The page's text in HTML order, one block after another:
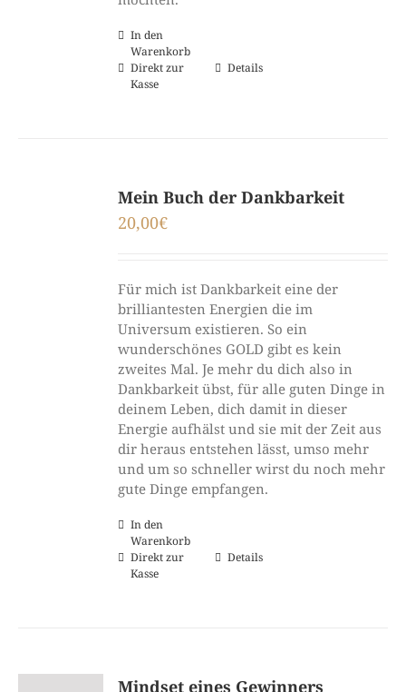
In den
Warenkorb
Direkt zur
Kasse
Details
Mein Buch der Dankbarkeit
20,00€
Für mich ist Dankbarkeit eine der
brilliantesten Energien die im
Universum existieren. So ein
wunderschönes GOLD gibt es kein
zweites Mal. Je mehr du dich also in
Dankbarkeit übst, für alle guten Dinge in
deinem Leben, dich damit in dieser
Energie aufhälst und sie mit der Zeit aus
dir heraus entstehen lässt, umso mehr
und um so schneller wirst du noch mehr
gute Dinge empfangen.
In den
Warenkorb
Direkt zur
Kasse
Details
Mindset eines Gewinners